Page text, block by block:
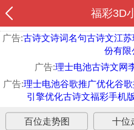
福彩3D
广告:古诗文诗词名句古诗文江
份有限
广告:理士电池古诗文网
广告:理士电池谷歌推广优化谷
引擎优化古诗文福彩手机
百位走势图 十位